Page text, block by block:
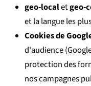
geo-localetgeo-
et la langue les
Cookies de
d'audience
protection des
nos campagnes